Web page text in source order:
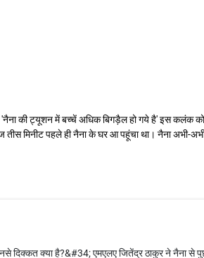
'नैना की ट्यूशन में बच्चें अधिक बिगड़ैल हो गये है' इस कलंक
मिनीट पहले ही नैना के घर आ पहूंचा था। नैना अभी-
दिक्कत क्या है?&#34; एमएलए जितेंद्र ठाकुर ने नैना से